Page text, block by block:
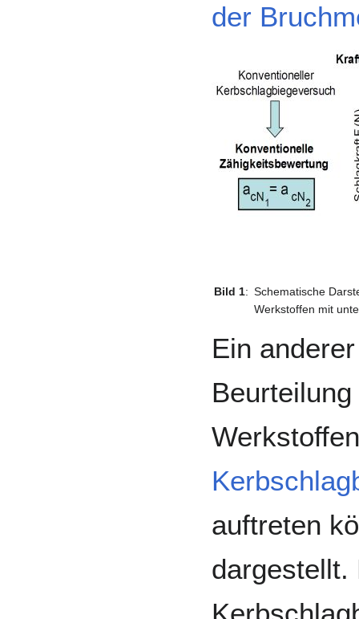
der
Bild 1: Schematische
Werkstoffen mit
Ein
auftreten
dargestellt.